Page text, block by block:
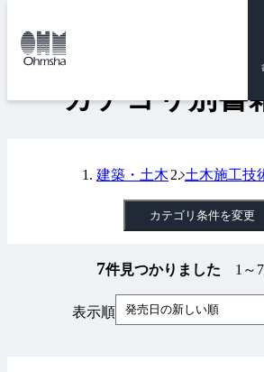
トップ
カテゴリ別書
建築・土木 土木施工技
カテゴリ条件を変更
7件見つかりました 1～7
表示順 発売日の新しい順